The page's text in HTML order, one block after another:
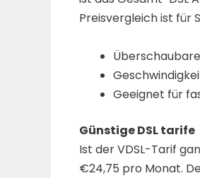
Preisvergleich ist für
Geeignet für
Günstige DSL tarife
Ist der VDSL-Tarif
€24,75 pro Monat.